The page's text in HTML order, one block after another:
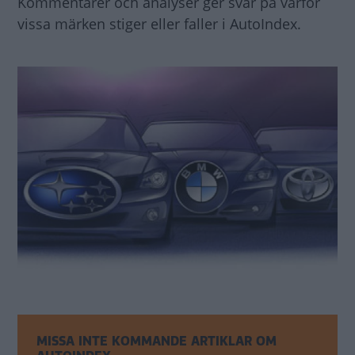
vissa märken stiger eller faller i AutoIndex.
MISSA INTE KOMMANDE ARTIKLAR OM